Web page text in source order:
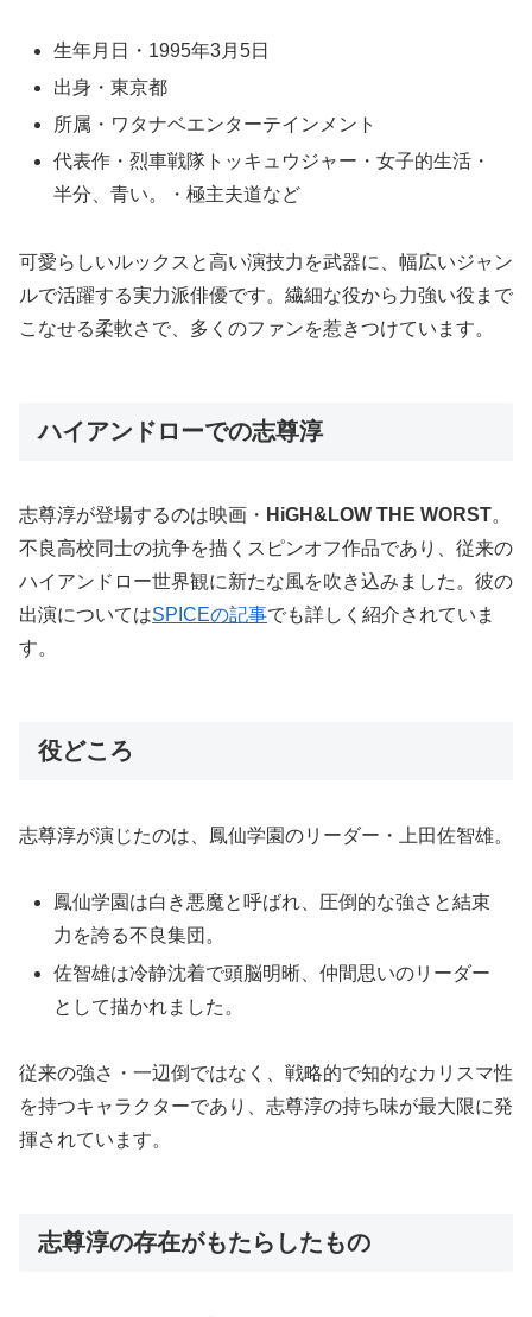
生年月日・1995年3月5日
出身・東京都
所属・ワタナベエンターテインメント
代表作・烈車戦隊トッキュウジャー・女子的生活・
半分、青い。・極主夫道など
可愛らしいルックスと高い演技力を武器に、幅広いジャン
ルで活躍する実力派俳優です。繊細な役から力強い役まで
こなせる柔軟さで、多くのファンを惹きつけています。
ハイアンドローでの志尊淳
志尊淳が登場するのは映画・ HiGH&LOW THE WORST。
不良高校同士の抗争を描くスピンオフ作品であり、従来の
ハイアンドロー世界観に新たな風を吹き込みました。彼の
出演についてはSPICEの記事でも詳しく紹介されていま
す。
役どころ
志尊淳が演じたのは、鳳仙学園のリーダー・上田佐智雄。
鳳仙学園は白き悪魔と呼ばれ、圧倒的な強さと結束
力を誇る不良集団。
佐智雄は冷静沈着で頭脳明晰、仲間思いのリーダー
として描かれました。
従来の強さ・一辺倒ではなく、戦略的で知的なカリスマ性
を持つキャラクターであり、志尊淳の持ち味が最大限に発
揮されています。
志尊淳の存在がもたらしたもの